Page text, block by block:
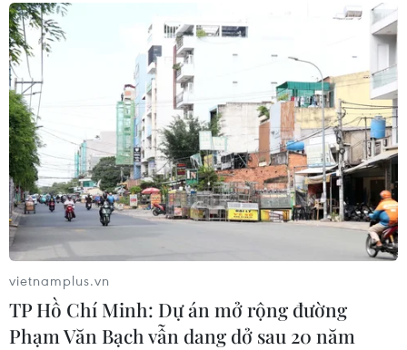
trận Ukraine
05/08/2026 15:26
Đâm dao ở trung tâm London, một nữ nghi phạm bị
bắt giữ
05/08/2026 15:07
vietnamplus.vn
TP Hồ Chí Minh: Dự án mở rộng đường
Phạm Văn Bạch vẫn dang dở sau 20 năm